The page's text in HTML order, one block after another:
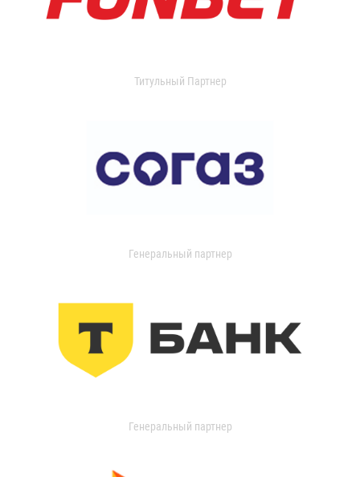
Титульный Партнер
Генеральный партнер
Генеральный партнер